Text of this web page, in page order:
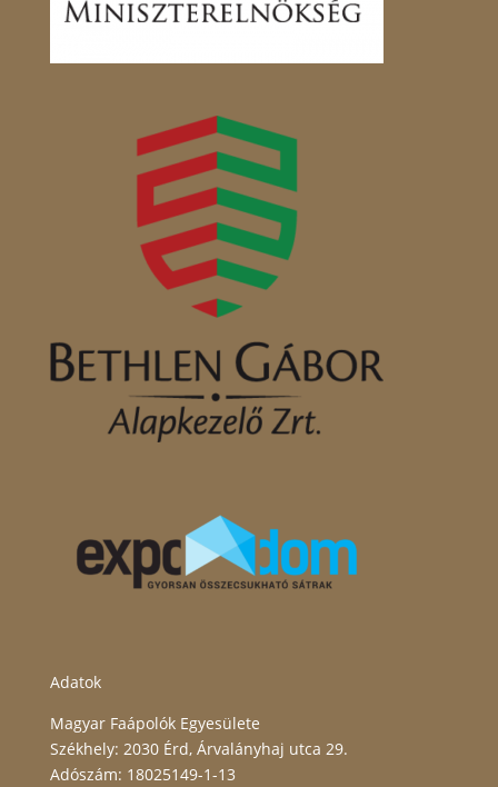
Adatok
Magyar Faápolók Egyesülete
Székhely: 2030 Érd, Árvalányhaj utca 29.
Adószám: 18025149-1-13